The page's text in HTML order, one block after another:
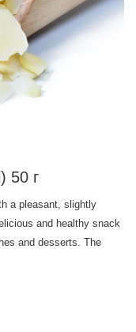
50 г
a pleasant, slightly
and healthy snack
and desserts. The